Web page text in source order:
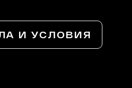
И УСЛОВИЯ